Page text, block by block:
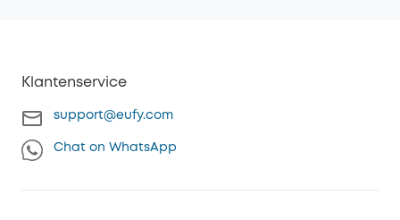
Klantenservice
support@eufy.com
Chat on WhatsApp